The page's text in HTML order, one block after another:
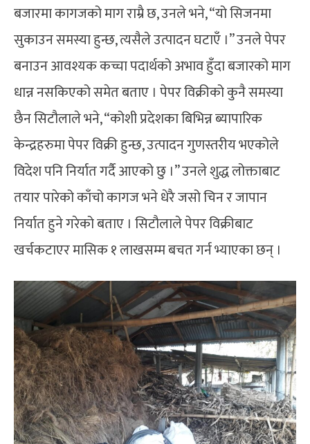
बजारमा कागजको माग राम्रै छ, उनले भने, “यो सिजनमा
सुकाउन समस्या हुन्छ, त्यसैले उत्पादन घटाएँ ।” उनले पेपर
बनाउन आवश्यक कच्चा पदार्थको अभाव हुँदा बजारको माग
धान्न नसकिएको समेत बताए । पेपर विक्रीको कुनै समस्या
छैन सिटौलाले भने, “कोशी प्रदेशका बिभिन्न ब्यापारिक
केन्द्रहरुमा पेपर विक्री हुन्छ, उत्पादन गुणस्तरीय भएकोले
विदेश पनि निर्यात गर्दै आएको छु ।” उनले शुद्ध लोक्ताबाट
तयार पारेको काँचो कागज भने धेरै जसो चिन र जापान
निर्यात हुने गरेको बताए । सिटौलाले पेपर विक्रीबाट
खर्चकटाएर मासिक १ लाखसम्म बचत गर्न भ्याएका छन् ।